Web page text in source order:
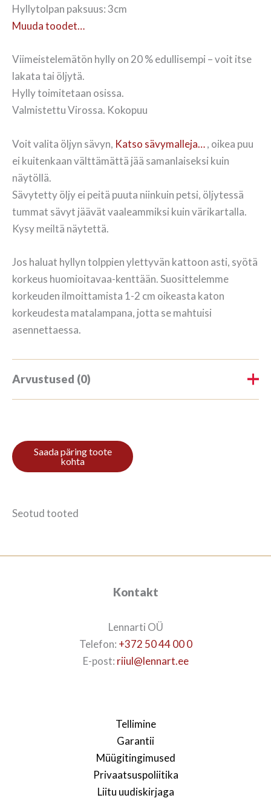
Hyllytolpan paksuus: 3cm
Muuda toodet…
Viimeistelemätön hylly on 20 % edullisempi – voit itse
lakata tai öljytä.
Hylly toimitetaan osissa.
Valmistettu Virossa. Kokopuu
Voit valita öljyn sävyn, Katso sävymalleja…, oikea puu
ei kuitenkaan välttämättä jää samanlaiseksi kuin
näytöllä.
Sävytetty öljy ei peitä puuta niinkuin petsi, öljytessä
tummat sävyt jäävät vaaleammiksi kuin värikartalla.
Kysy meiltä näytettä.
Jos haluat hyllyn tolppien ylettyvän kattoon asti, syötä
korkeus huomioitavaa-kenttään. Suosittelemme
korkeuden ilmoittamista 1-2 cm oikeasta katon
korkeudesta matalampana, jotta se mahtuisi
asennettaessa.
Arvustused (0)
Ole esimene, kes hindab toodet
Seotud tooted
Kontakt
Lennarti OÜ
Telefon: +372 50 44 00 0
E-post: riiul@lennart.ee
Tellimine
Garantii
Müügitingimused
Privaatsuspoliitika
Liitu uudiskirjaga